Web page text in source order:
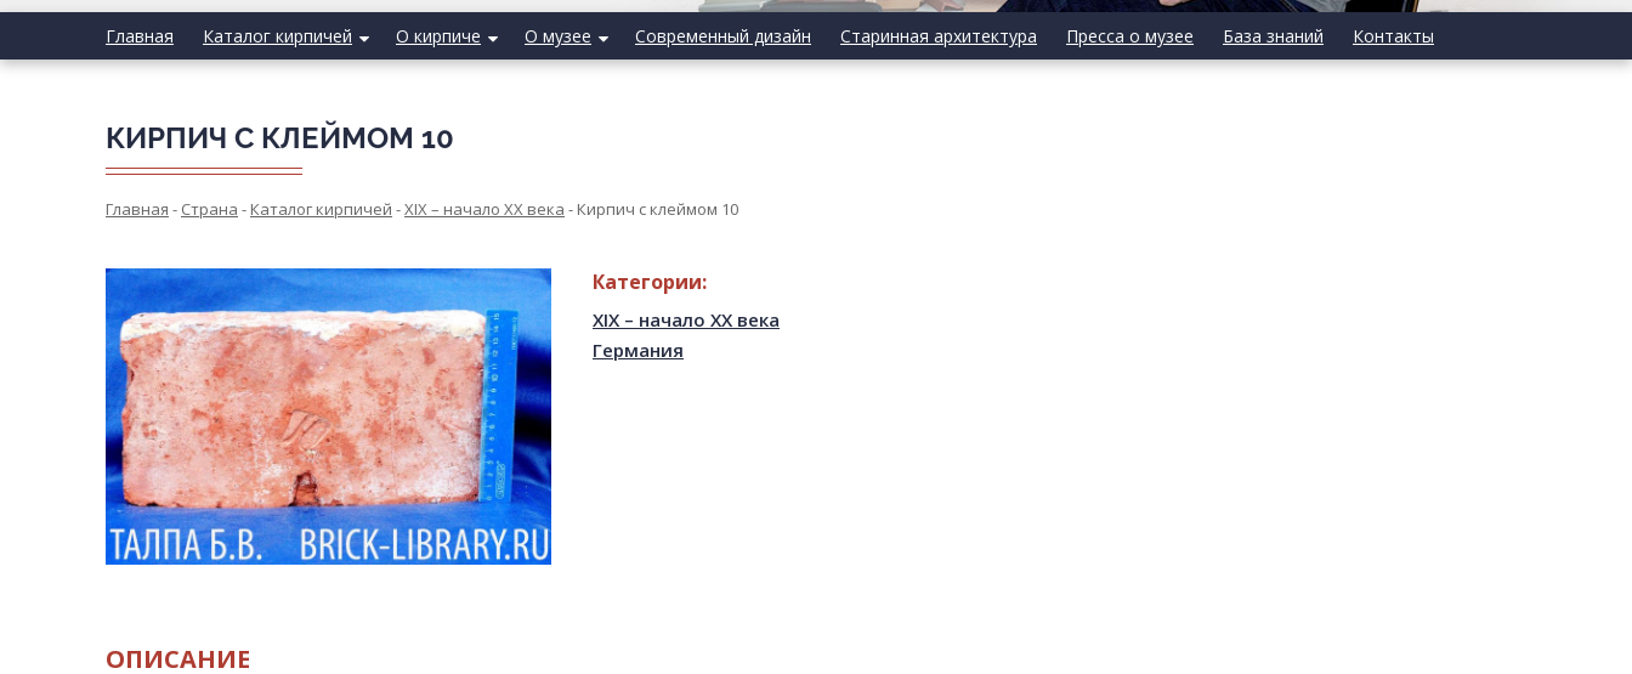
Главная Каталог кирпичей О кирпиче О музее Современный дизайн Старинная архитектура Пресса о музее База знаний Контакты
КИРПИЧ С КЛЕЙМОМ 10
Главная - Страна - Каталог кирпичей -XIX – начало XX века - Кирпич с клеймом 10
Категории:
XIX – начало XX века
Германия
ОПИСАНИЕ